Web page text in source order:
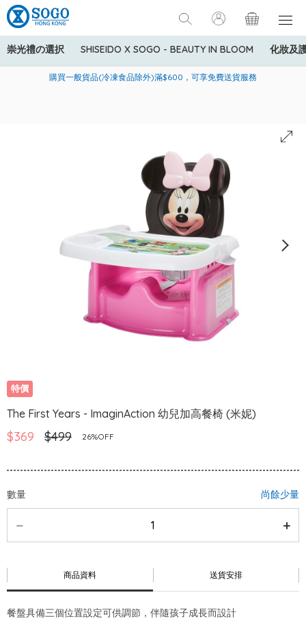
崇光禮の選択 SHISEIDO X SOGO - BEAUTY IN BLOOM 化妝及
美國運通Explorer®信用卡會員購物禮遇：高達5%簽賬回贈！
購買一般貨品(冷凍食品除外)滿$600，可享免費送貨服務
寄送中國內地服務只適用於指定商品，若訂單金額少於HK$600(折
特價
The First Years - ImaginAction 幼兒加高餐椅 (米妮)
$369 $499 26%OFF
數量 尚餘少量
商品資料 送貨安排
餐盤具備三個位置設定可供調節，伴隨孩子成長而設計